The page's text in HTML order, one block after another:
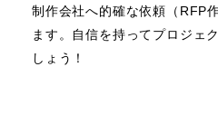
制作会社へ的確な依頼（RFP
ます。自信を持ってプロジェ
しょう！